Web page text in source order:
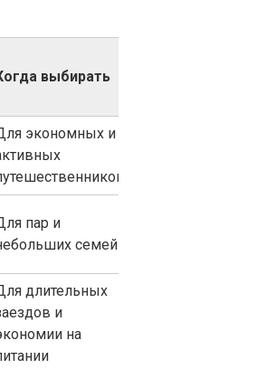
выбирать
экономных и
пар и
семей
длительных
и
на